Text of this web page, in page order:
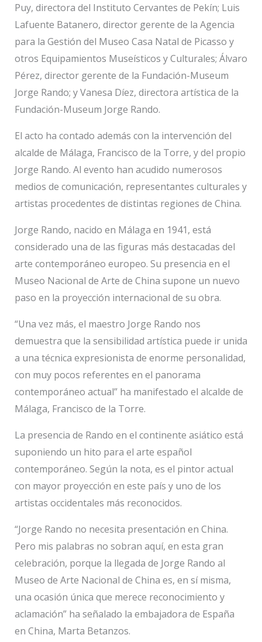
Puy, directora del Instituto Cervantes de Pekín; Luis
Lafuente Batanero, director gerente de la Agencia
para la Gestión del Museo Casa Natal de Picasso y
otros Equipamientos Museísticos y Culturales; Álvaro
Pérez, director gerente de la Fundación-Museum
Jorge Rando; y Vanesa Díez, directora artística de la
Fundación-Museum Jorge Rando.
El acto ha contado además con la intervención del
alcalde de Málaga, Francisco de la Torre, y del propio
Jorge Rando. Al evento han acudido numerosos
medios de comunicación, representantes culturales y
artistas procedentes de distintas regiones de China.
Jorge Rando, nacido en Málaga en 1941, está
considerado una de las figuras más destacadas del
arte contemporáneo europeo. Su presencia en el
Museo Nacional de Arte de China supone un nuevo
paso en la proyección internacional de su obra.
“Una vez más, el maestro Jorge Rando nos
demuestra que la sensibilidad artística puede ir unida
a una técnica expresionista de enorme personalidad,
con muy pocos referentes en el panorama
contemporáneo actual” ha manifestado el alcalde de
Málaga, Francisco de la Torre.
La presencia de Rando en el continente asiático está
suponiendo un hito para el arte español
contemporáneo. Según la nota, es el pintor actual
con mayor proyección en este país y uno de los
artistas occidentales más reconocidos.
“Jorge Rando no necesita presentación en China.
Pero mis palabras no sobran aquí, en esta gran
celebración, porque la llegada de Jorge Rando al
Museo de Arte Nacional de China es, en sí misma,
una ocasión única que merece reconocimiento y
aclamación” ha señalado la embajadora de España
en China, Marta Betanzos.